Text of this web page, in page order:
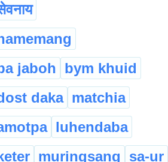
jaboh bym khuid
daka matchia
luhendaba
muringsang sa-ur